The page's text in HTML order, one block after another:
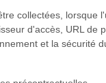
collectées, lorsque
d'accès, URL de
et la sécurité